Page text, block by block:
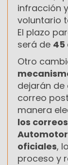
infracción
voluntario
El plazo
será de 45
Otro
dejarán de
correo
manera
los
oficiales,
proceso y